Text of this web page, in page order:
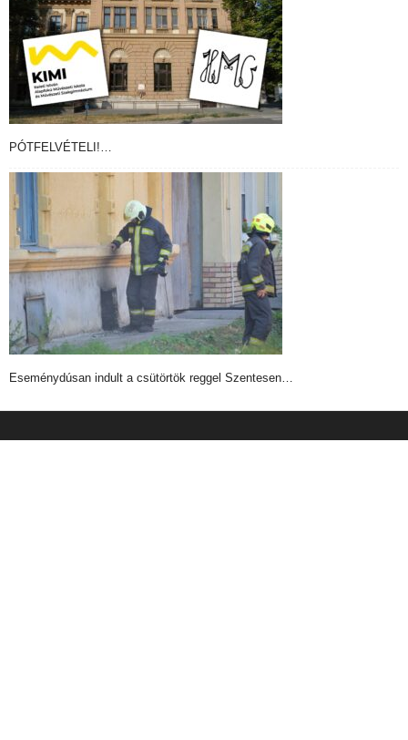
PÓTFELVÉTELI!…
Eseménydúsan indult a csütörtök reggel Szentesen…